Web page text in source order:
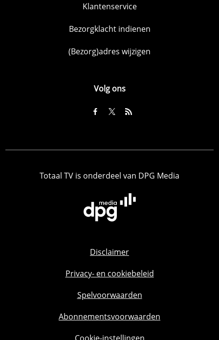
Klantenservice
Bezorgklacht indienen
(Bezorg)adres wijzigen
Volg ons
Totaal TV is onderdeel van DPG Media
Disclaimer
Privacy- en cookiebeleid
Spelvoorwaarden
Abonnementsvoorwaarden
Cookie-instellingen